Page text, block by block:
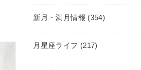
新月・満月情報 (354)
月星座ライフ (217)